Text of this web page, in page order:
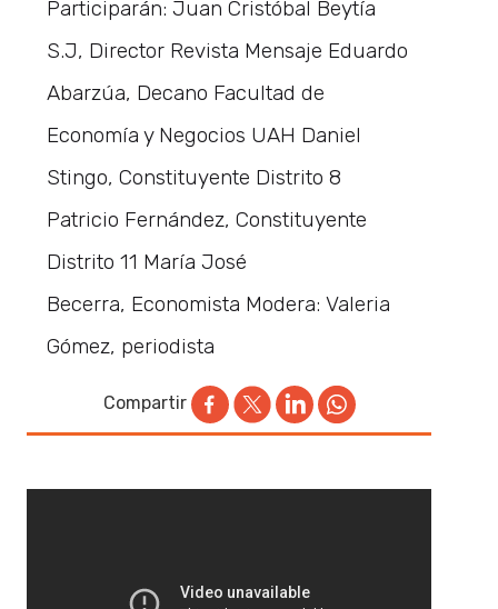
Participarán: Juan Cristóbal Beytía
S.J, Director Revista Mensaje Eduardo
Abarzúa, Decano Facultad de
Economía y Negocios UAH Daniel
Stingo, Constituyente Distrito 8
Patricio Fernández, Constituyente
Distrito 11 María José
Becerra, Economista Modera: Valeria
Gómez, periodista
Compartir